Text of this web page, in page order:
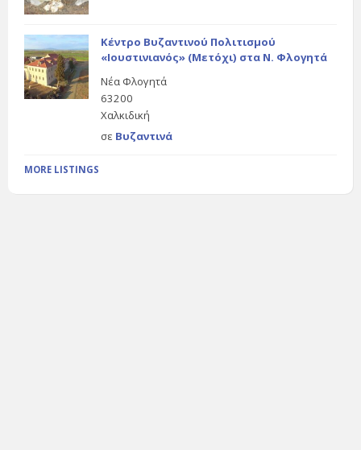
Κέντρο Βυζαντινού Πολιτισμού
«Ιουστινιανός» (Μετόχι) στα Ν. Φλογητά
Νέα Φλογητά
63200
Χαλκιδική
σε Βυζαντινά
MORE LISTINGS